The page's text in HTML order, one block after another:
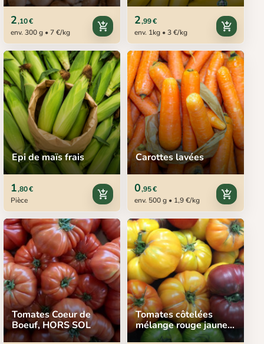
2,10 €
env. 300 g • 7 €/kg
add_shopping_cart 2,99 €
env. 1kg • 3 €/kg
add_shopping_cart
Epi de maïs frais
1,80 €
Pièce
add_shopping_cart
Carottes lavées
0,95 €
env. 500 g • 1,9 €/kg
add_shopping_cart
Tomates Coeur de
Boeuf, HORS SOL
Tomates côtelées
mélange rouge jaune
noir